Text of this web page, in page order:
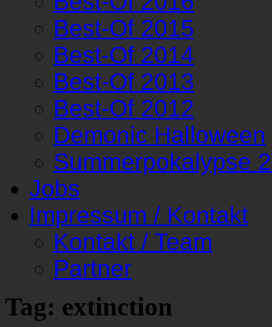
Best-Of 2015
Best-Of 2014
Best-Of 2013
Best-Of 2012
Demonic Halloween
Summerpokalypse
Jobs
Impressum / Kontakt
Kontakt / Team
Partner
Tag: extinction